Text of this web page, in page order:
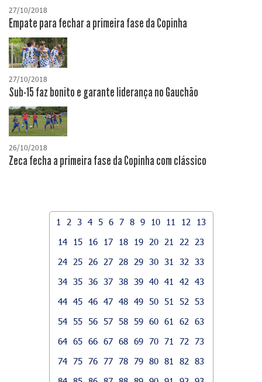
27/10/2018
Empate para fechar a primeira fase da Copinha
27/10/2018
Sub-15 faz bonito e garante liderança no Gauchão
26/10/2018
Zeca fecha a primeira fase da Copinha com clássico
1 2 3 4 5 6 7 8 9 10 11 12
13
14
15 16 17 18 19 20 21 22
23
24
25 26 27 28 29 30 31 32
33
34 35 36 37 38 39 40 41 42
43
44 45 46 47 48 49 50 51 52
53
54 55 56 57 58 59 60 61 62
63
64 65 66 67 68 69 70 71 72
73
74 75 76 77 78 79 80 81 82
83